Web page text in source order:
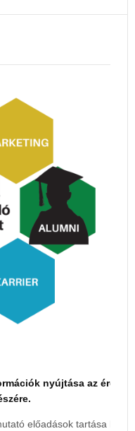
nyújtása az
előadások tartása